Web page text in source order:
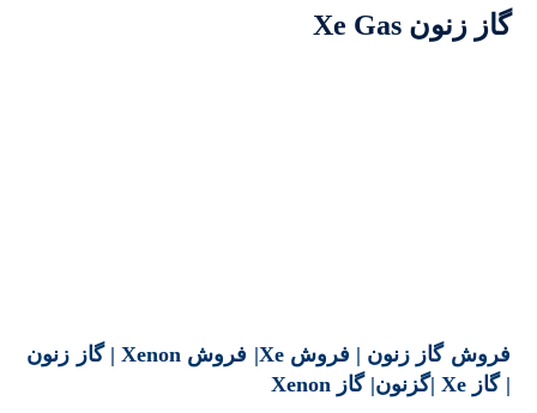
گاز زنون Xe Gas
فروش گاز زنون | فروش Xe| فروش Xenon | گاز زنون
| گاز Xe |گزنون| گاز Xenon